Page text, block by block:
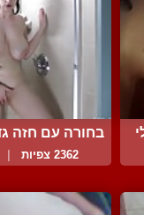
בחורה עם חזה
2362 צפיות